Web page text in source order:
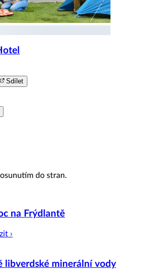
Sdílet
do stran.
na Frýdlantě
›
libverdské minerální vody